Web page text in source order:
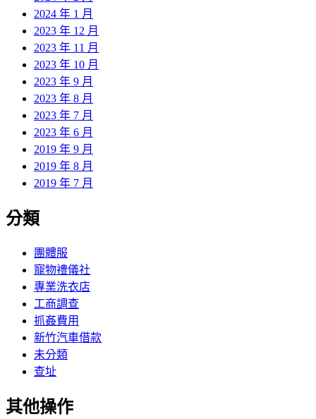
2024 年 1 月
2023 年 12 月
2023 年 11 月
2023 年 10 月
2023 年 9 月
2023 年 8 月
2023 年 7 月
2023 年 6 月
2019 年 9 月
2019 年 8 月
2019 年 7 月
分類
團體服
寵物禮儀社
專業洗衣店
工商調查
抓姦費用
新竹汽車借款
未分類
查址
其他操作